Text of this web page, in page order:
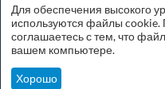
Написать электронное
письмо
Адрес на карте
Для обеспечения высокого
используются файлы cookie.
соглашаетесь с тем, что
вашем компьютере.
Хорошо